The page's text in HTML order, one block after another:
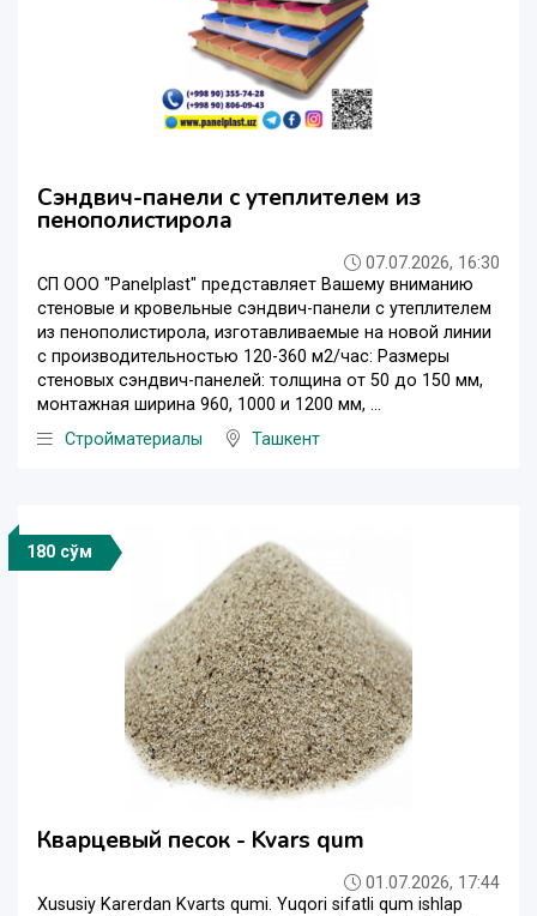
Сэндвич-панели с утеплителем из
пенополистирола
07.07.2026, 16:30
СП ООО "Panelplast" представляет Вашему вниманию
стеновые и кровельные сэндвич-панели с утеплителем
из пенополистирола, изготавливаемые на новой линии
с производительностью 120-360 м2/час: Размеры
стеновых сэндвич-панелей: толщина от 50 до 150 мм,
монтажная ширина 960, 1000 и 1200 мм, ...
Стройматериалы
Ташкент
180 сўм
Кварцевый песок - Kvars qum
01.07.2026, 17:44
Xususiy Karerdan Kvarts qumi. Yuqori sifatli qum ishlap